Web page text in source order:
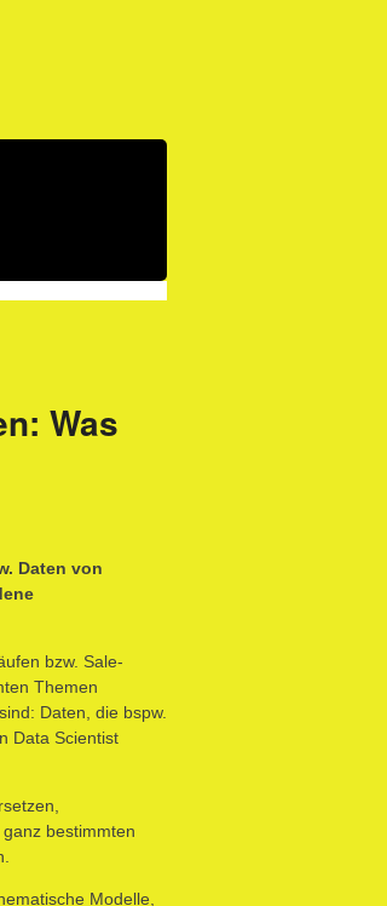
Was
Daten von
bzw. Sale-
Themen
Daten, die bspw.
Data Scientist
bestimmten
Modelle,